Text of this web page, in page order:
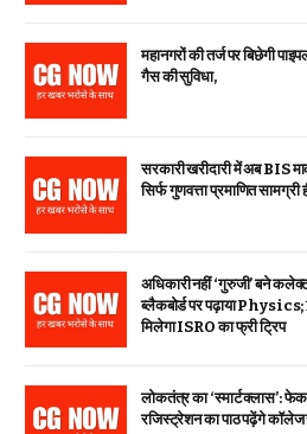
महानगरों की तर्ज पर बिछेगी
गैस की सुविधा,
सरकारी खरीदारी में अब BIS
सिर्फ गुणवत्ता प्रमाणित
अधिकारी नहीं ‘गुरुजी’ बने
ब्लैकबोर्ड पर पढ़ाया
मिलेगा ISRO का फ्री ट्रिप
लोकतंत्र का ‘स्मार्ट क्लास’:
रजिस्ट्रेशन का पाठ पढ़ेंगे